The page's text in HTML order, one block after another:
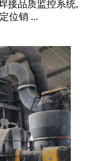
接品质监控系统,
位销 ...